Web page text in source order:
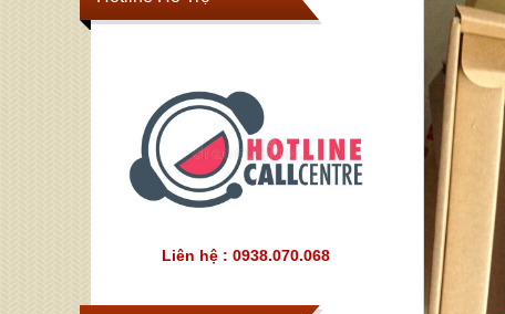
Liên hệ : 0938.070.068